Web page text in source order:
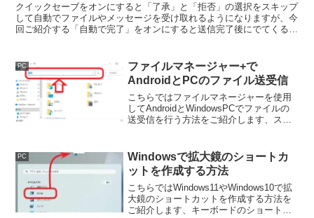
クイックセーブをオンにすると「了承」と「拒否」の選択をスキップ
して自動でファイルやメッセージを受け取れるようになりますが、今
回ご紹介する「自動で完了」をオンにすると送信完了後にでてくる
PC
ファイルマネージャー+で
AndroidとPCのファイル送受信
こちらではファイルマネージャーを使用
してAndroidとWindowsPCでファイルの
送受信を行う方法をご紹介します、スマ
行う方法がありますが、今回はPCで行う
方法をご紹介します。
PC
Windowsで拡大鏡のショートカ
ットを作成する方法
こちらではWindows11やWindows10で拡
大鏡のショートカットを作成する方法を
ご紹介します、キーボードのショートカ